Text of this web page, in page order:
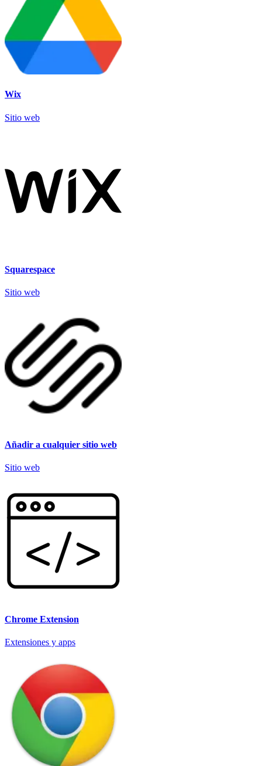
Wix
Sitio web
Squarespace
Sitio web
Añadir a cualquier sitio web
Sitio web
Chrome Extension
Extensiones y apps